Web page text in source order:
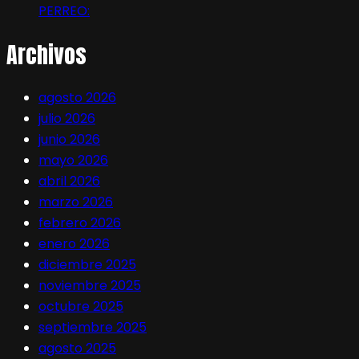
PERREO:
Archivos
agosto 2026
julio 2026
junio 2026
mayo 2026
abril 2026
marzo 2026
febrero 2026
enero 2026
diciembre 2025
noviembre 2025
octubre 2025
septiembre 2025
agosto 2025